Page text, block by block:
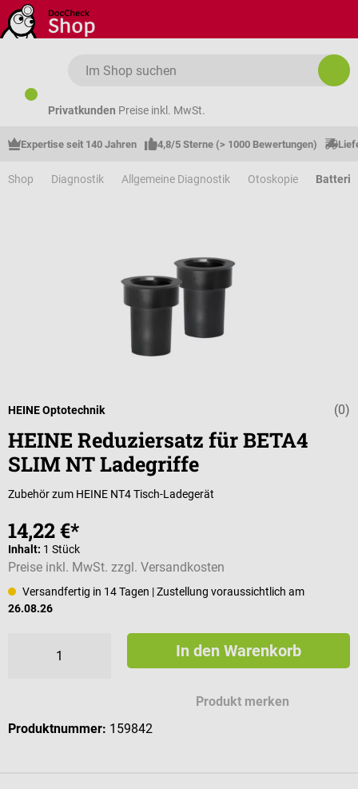
Zum Hauptinhalt springen
Privatkunden Preise inkl. MwSt.
Expertise seit 140 Jahren 4,8/5 Sterne (> 1000 Bewertungen)
Shop Diagnostik Allgemeine Diagnostik Otoskopie
(0)
HEINE Optotechnik
HEINE Reduziersatz für BETA4
SLIM NT Ladegriffe
Zubehör zum HEINE NT4 Tisch-Ladegerät
14,22 €*
Inhalt: 1 Stück
Preise inkl. MwSt. zzgl. Versandkosten
Versandfertig in 14 Tagen | Zustellung voraussichtlich am
26.08.26
In den Warenkorb
Produkt merken
Produktnummer: 159842